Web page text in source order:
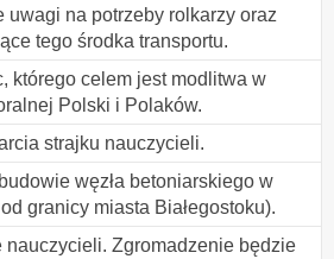
uwagi na potrzeby rolkarzy oraz
tego środka transportu.
którego celem jest modlitwa w
Polski i Polaków.
strajku nauczycieli.
węzła betoniarskiego w
granicy miasta Białegostoku).
nauczycieli. Zgromadzenie będzie